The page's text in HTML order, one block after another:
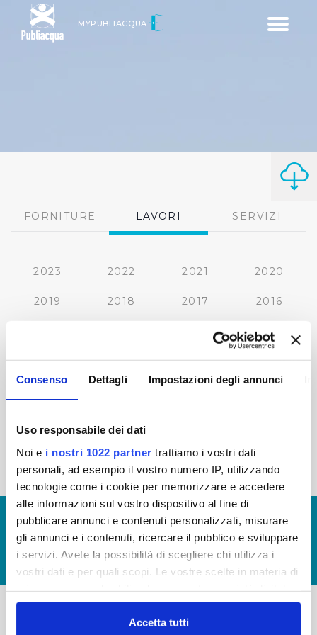
Consenso Dettagli Impostazioni degli annunci
Uso responsabile dei dati
Noi e i nostri 1022 partner trattiamo i vostri dati
personali, ad esempio il vostro numero IP, utilizzando
tecnologie come i cookie per memorizzare e accedere
alle informazioni sul vostro dispositivo al fine di
pubblicare annunci e contenuti personalizzati, misurare
gli annunci e i contenuti, ricercare il pubblico e sviluppare
i servizi. Avete la possibilità di scegliere chi utilizza i
vostri dati e per quali scopi. Le vostre scelte in materia di
in cui avete effettuato le vostre scelte. È possibile
modificare o revocare il proprio consenso in qualsiasi
Accetta tutti
Toggle
MYPUBLIACQUA
FORNITURE LAVORI SERVIZI
2023 2022 2021 2020
2019 2018 2017 2016
2012
2011 2010 2009 2008
‹ precedente 2
© Copyright 2017 - 2026
GLOSSARIO
GIUDICA IL SERVIZIO
LAVORA CON NOI